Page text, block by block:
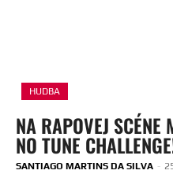
HUDBA
NA RAPOVEJ
NO TUNE
SANTIAGO MARTINS DA SILVA -